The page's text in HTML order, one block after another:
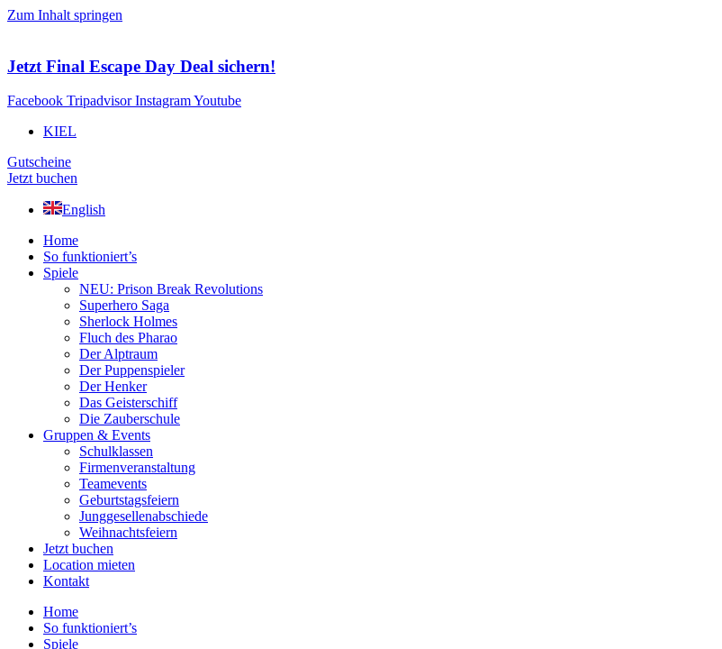
Zum Inhalt springen
Jetzt Final Escape Day Deal sichern!
Facebook Tripadvisor InstagramYoutube
KIEL
Gutscheine
Jetzt buchen
English
Home
So funktioniert’s
Spiele
NEU: Prison Break Revolutions
Superhero Saga
Sherlock Holmes
Fluch des Pharao
Der Alptraum
Der Puppenspieler
Der Henker
Das Geisterschiff
Die Zauberschule
Gruppen & Events
Schulklassen
Firmenveranstaltung
Teamevents
Geburtstagsfeiern
Junggesellenabschiede
Weihnachtsfeiern
Jetzt buchen
Location mieten
Kontakt
Home
So funktioniert’s
Spiele